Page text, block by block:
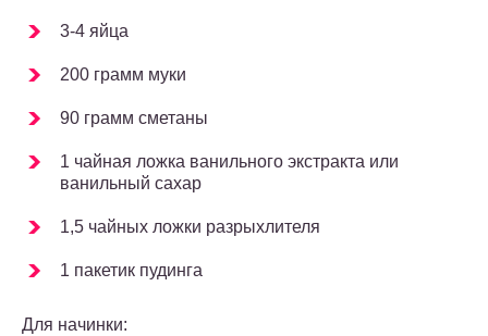
3-4 яйца
200 грамм муки
90 грамм сметаны
1 чайная ложка ванильного экстракта или
ванильный сахар
1,5 чайных ложки разрыхлителя
1 пакетик пудинга
Для начинки: